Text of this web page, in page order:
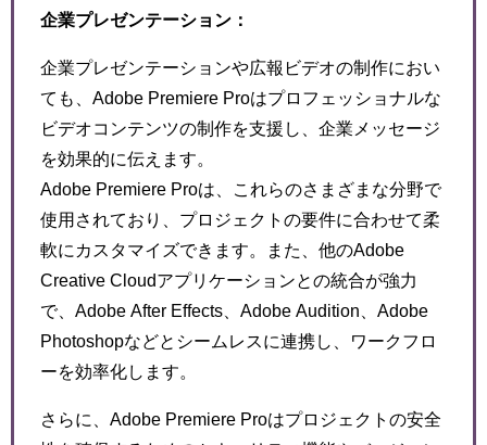
企業プレゼンテーション：
企業プレゼンテーションや広報ビデオの制作におい
ても、Adobe Premiere Proはプロフェッショナルな
ビデオコンテンツの制作を支援し、企業メッセージ
を効果的に伝えます。
Adobe Premiere Proは、これらのさまざまな分野で
使用されており、プロジェクトの要件に合わせて柔
軟にカスタマイズできます。また、他のAdobe
Creative Cloudアプリケーションとの統合が強力
で、Adobe After Effects、Adobe Audition、Adobe
Photoshopなどとシームレスに連携し、ワークフロ
ーを効率化します。
さらに、Adobe Premiere Proはプロジェクトの安全